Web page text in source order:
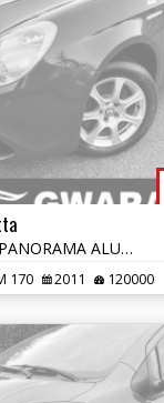
1.4T 170KM NAVI PANORAMA ALU PDC DNA LED OPŁATY GWARANCJA
170 2011 120000